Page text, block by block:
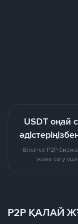
USDT оңай
Binance P2P
және сату
P2P ҚАЛАЙ